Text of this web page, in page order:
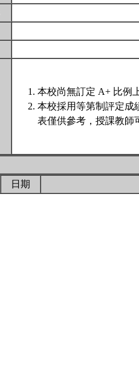
本校尚無訂定 A+ 比例
本校採用等第制評定成
表僅供參考，授課教師
日期